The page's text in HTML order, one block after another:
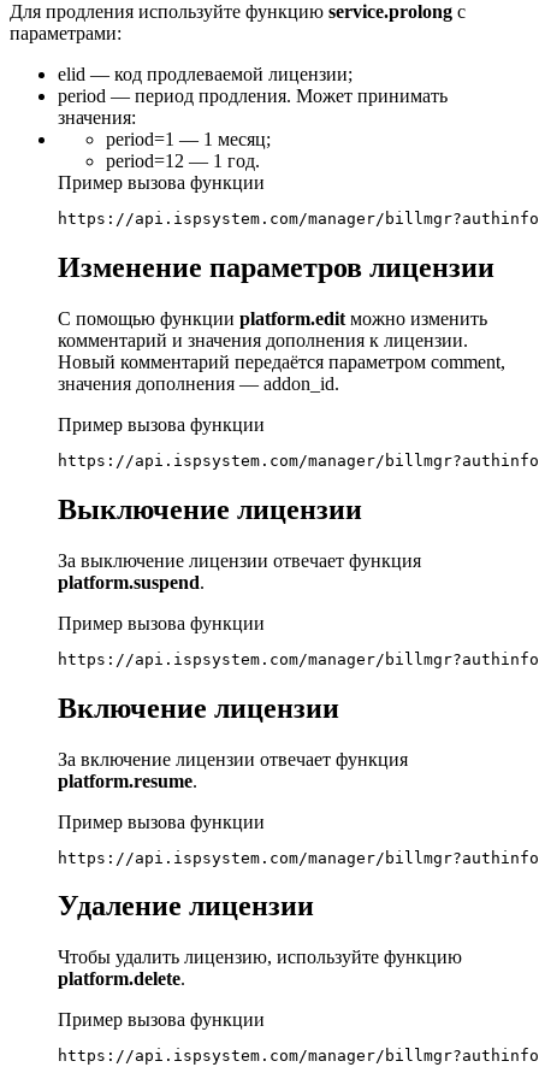
Для продления используйте функцию service.prolong с
параметрами:
elid — код продлеваемой лицензии;
period — период продления. Может принимать
значения:
period=1 — 1 месяц;
period=12 — 1 год.
Пример вызова функции
https://api.ispsystem.com/manager/
Изменение параметров лицензии
С помощью функции platform.edit можно изменить
комментарий и значения дополнения к лицензии.
Новый комментарий передаётся параметром comment,
значения дополнения — addon_id.
Пример вызова функции
https://api.ispsystem.com/manager/
Выключение лицензии
За выключение лицензии отвечает функция
platform.suspend.
Пример вызова функции
https://api.ispsystem.com/manager/
Включение лицензии
За включение лицензии отвечает функция
platform.resume.
Пример вызова функции
https://api.ispsystem.com/manager/
Удаление лицензии
Чтобы удалить лицензию, используйте функцию
platform.delete.
Пример вызова функции
https://api.ispsystem.com/manager/